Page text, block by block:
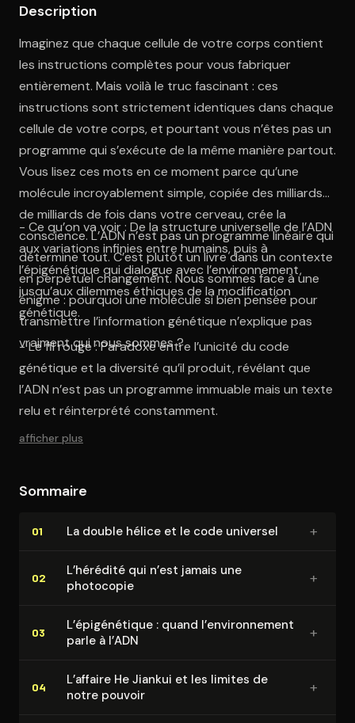
Description
Imaginez que chaque cellule de votre corps contient
les instructions complètes pour vous fabriquer
entièrement. Mais voilà le truc fascinant : ces
instructions sont strictement identiques dans chaque
cellule de votre corps, et pourtant vous n’êtes pas un
programme qui s’exécute de la même manière partout.
Vous lisez ces mots en ce moment parce qu’une
molécule incroyablement simple, copiée des milliards
de milliards de fois dans votre cerveau, crée la
conscience. L’ADN n’est pas un programme linéaire qui
détermine tout. C’est plutôt un livre dans un contexte
en perpétuel changement. Nous sommes face à une
énigme : pourquoi une molécule si bien pensée pour
transmettre l’information génétique n’explique pas
vraiment qui nous sommes ?
- Ce qu’on va voir : De la structure universelle de l’ADN
aux variations infinies entre humains, puis à
l’épigénétique qui dialogue avec l’environnement,
jusqu’aux dilemmes éthiques de la modification
génétique.
- Le fil rouge : Paradoxe entre l’unicité du code
génétique et la diversité qu’il produit, révélant que
l’ADN n’est pas un programme immuable mais un texte
relu et réinterprété constamment.
afficher plus
Sommaire
01 La double hélice et le code universel +
02
L’hérédité qui n’est jamais une
photocopie
+
03
L’épi­gé­né­tique : quand l’en­vi­ron­ne­ment
parle à l’ADN
+
04
L’affaire He Jiankui et les limites de
notre pouvoir
+